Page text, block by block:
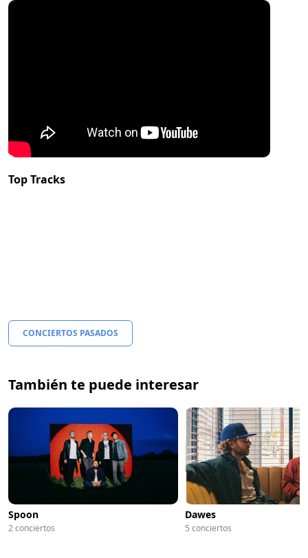
Top Tracks
CONCIERTOS PASADOS
También te puede interesar
Spoon
2 conciertos
Dawes
5 conciertos